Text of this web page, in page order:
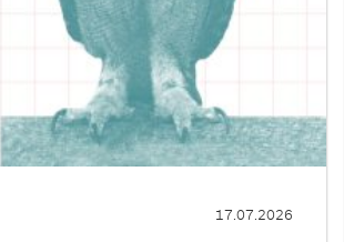
17.07.2026